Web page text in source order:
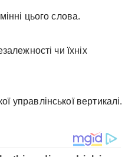
цього слова.
чи їхніх
управлінської вертикалі.